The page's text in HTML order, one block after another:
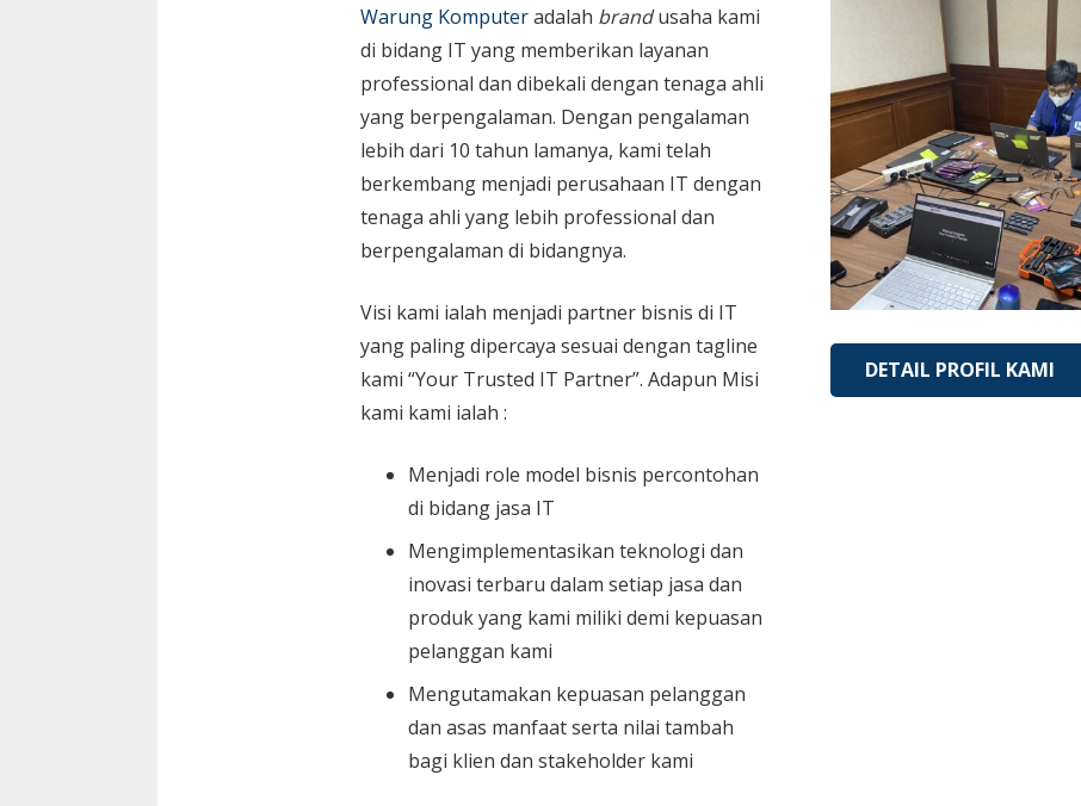
Warung Komputeradalah brandusaha kami
di bidang IT yang memberikan layanan
professional dan dibekali dengan tenaga ahli
yang berpengalaman. Dengan pengalaman
lebih dari 10 tahun lamanya, kami telah
berkembang menjadi perusahaan IT dengan
tenaga ahli yang lebih professional dan
berpengalaman di bidangnya.
Visi kami ialah menjadi partner bisnis di IT
yang paling dipercaya sesuai dengan tagline
kami “Your Trusted IT Partner”. Adapun Misi
kami kami ialah :
Menjadi role model bisnis percontohan
di bidang jasa IT
Mengimplementasikan teknologi dan
inovasi terbaru dalam setiap jasa dan
produk yang kami miliki demi kepuasan
pelanggan kami
Mengutamakan kepuasan pelanggan
dan asas manfaat serta nilai tambah
bagi klien dan stakeholder kami
DETAIL PROFIL KAMI